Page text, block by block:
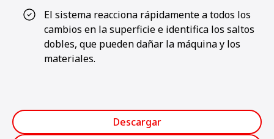
El sistema reacciona rápidamente a todos los
cambios en la superficie e identifica los saltos
dobles, que pueden dañar la máquina y los
materiales.
Descargar